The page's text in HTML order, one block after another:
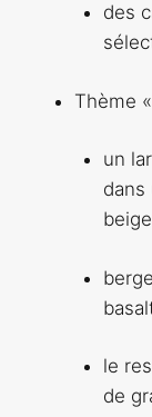
des
Thème
un
dans
le
de